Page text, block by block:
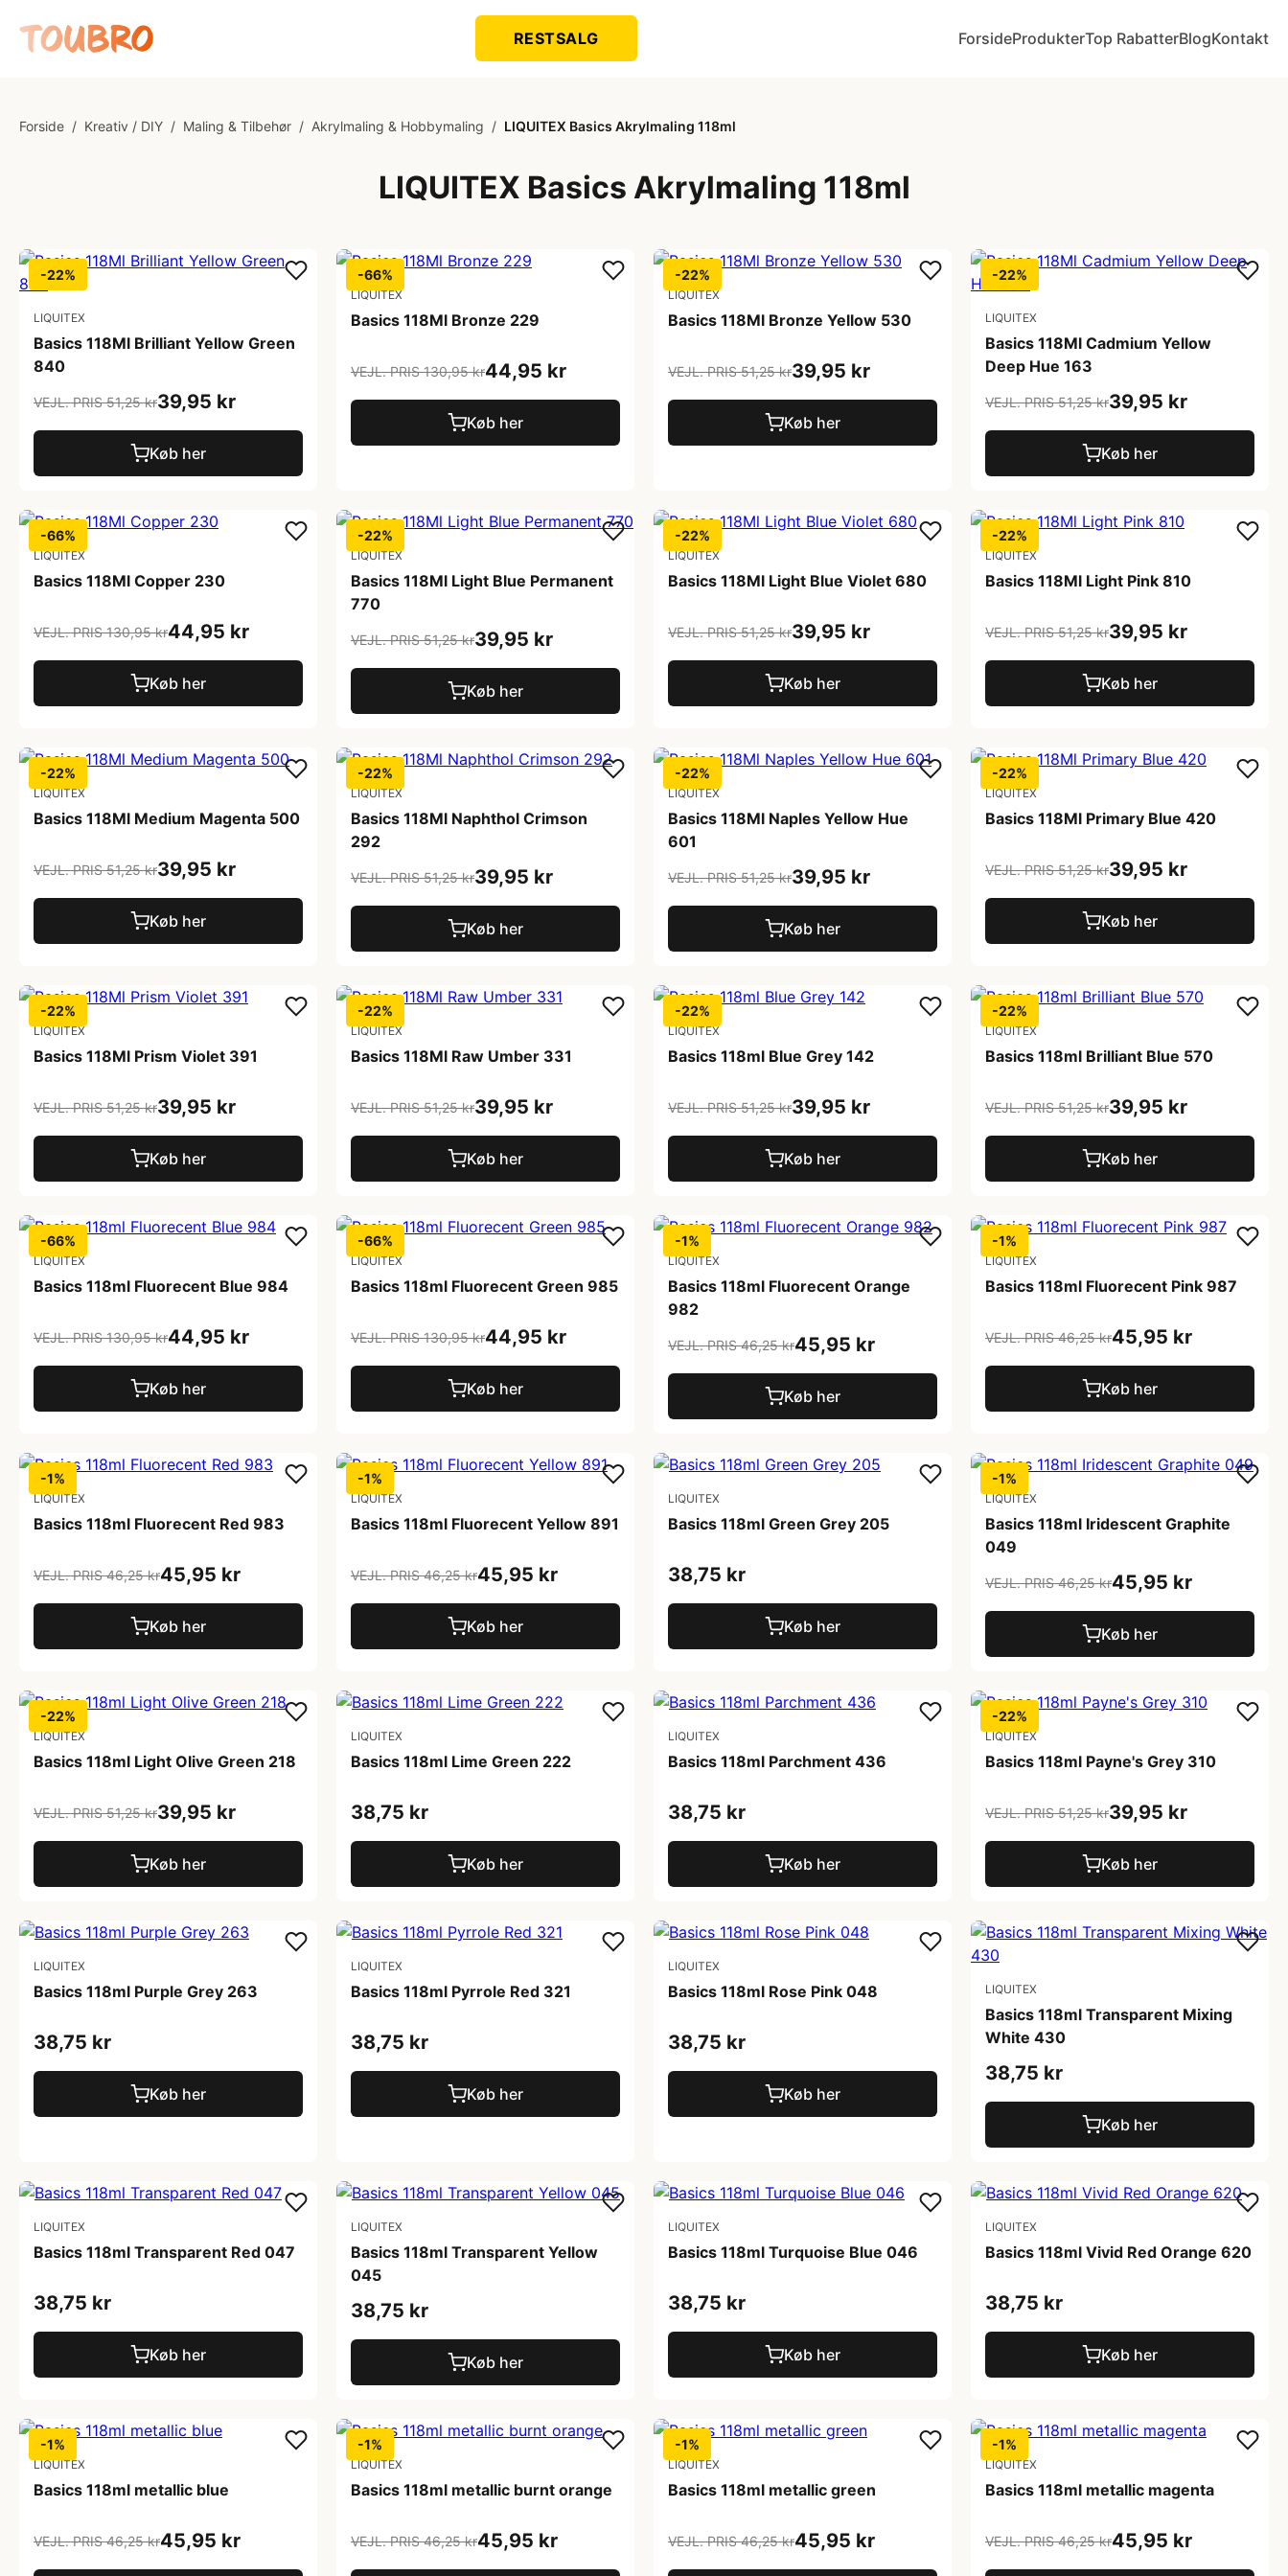
RESTSALG ForsideProdukterTop RabatterBlogKontakt
Forside / Kreativ / DIY / Maling & Tilbehør / Akrylmaling & Hobbymaling / LIQUITEX Basics Akrylmaling 118ml
LIQUITEX Basics Akrylmaling 118ml
-22%
LIQUITEX
Basics 118Ml Brilliant Yellow Green
840
VEJL. PRIS 51,25 kr39,95 kr
Køb her
-66%
LIQUITEX
Basics 118Ml Bronze 229
VEJL. PRIS 130,95 kr44,95 kr
Køb her
-22%
LIQUITEX
Basics 118Ml Bronze Yellow 530
VEJL. PRIS 51,25 kr39,95 kr
Køb her
-22%
LIQUITEX
Basics 118Ml Cadmium Yellow
Deep Hue 163
VEJL. PRIS 51,25 kr39,95 kr
Køb her
-66%
LIQUITEX
Basics 118Ml Copper 230
VEJL. PRIS 130,95 kr44,95 kr
Køb her
-22%
LIQUITEX
Basics 118Ml Light Blue Permanent
770
VEJL. PRIS 51,25 kr39,95 kr
Køb her
-22%
LIQUITEX
Basics 118Ml Light Blue Violet 680
VEJL. PRIS 51,25 kr39,95 kr
Køb her
-22%
LIQUITEX
Basics 118Ml Light Pink 810
VEJL. PRIS 51,25 kr39,95 kr
Køb her
-22%
LIQUITEX
Basics 118Ml Medium Magenta 500
VEJL. PRIS 51,25 kr39,95 kr
Køb her
-22%
LIQUITEX
Basics 118Ml Naphthol Crimson
292
VEJL. PRIS 51,25 kr39,95 kr
Køb her
-22%
LIQUITEX
Basics 118Ml Naples Yellow Hue
601
VEJL. PRIS 51,25 kr39,95 kr
Køb her
-22%
LIQUITEX
Basics 118Ml Primary Blue 420
VEJL. PRIS 51,25 kr39,95 kr
Køb her
-22%
LIQUITEX
Basics 118Ml Prism Violet 391
VEJL. PRIS 51,25 kr39,95 kr
Køb her
-22%
LIQUITEX
Basics 118Ml Raw Umber 331
VEJL. PRIS 51,25 kr39,95 kr
Køb her
-22%
LIQUITEX
Basics 118ml Blue Grey 142
VEJL. PRIS 51,25 kr39,95 kr
Køb her
-22%
LIQUITEX
Basics 118ml Brilliant Blue 570
VEJL. PRIS 51,25 kr39,95 kr
Køb her
-66%
LIQUITEX
Basics 118ml Fluorecent Blue 984
VEJL. PRIS 130,95 kr44,95 kr
Køb her
-66%
LIQUITEX
Basics 118ml Fluorecent Green 985
VEJL. PRIS 130,95 kr44,95 kr
Køb her
-1%
LIQUITEX
Basics 118ml Fluorecent Orange
982
VEJL. PRIS 46,25 kr45,95 kr
Køb her
-1%
LIQUITEX
Basics 118ml Fluorecent Pink 987
VEJL. PRIS 46,25 kr45,95 kr
Køb her
-1%
LIQUITEX
Basics 118ml Fluorecent Red 983
VEJL. PRIS 46,25 kr45,95 kr
Køb her
-1%
LIQUITEX
Basics 118ml Fluorecent Yellow 891
VEJL. PRIS 46,25 kr45,95 kr
Køb her
LIQUITEX
Basics 118ml Green Grey 205
38,75 kr
Køb her
-1%
LIQUITEX
Basics 118ml Iridescent Graphite
049
VEJL. PRIS 46,25 kr45,95 kr
Køb her
-22%
LIQUITEX
Basics 118ml Light Olive Green 218
VEJL. PRIS 51,25 kr39,95 kr
Køb her
LIQUITEX
Basics 118ml Lime Green 222
38,75 kr
Køb her
LIQUITEX
Basics 118ml Parchment 436
38,75 kr
Køb her
-22%
LIQUITEX
Basics 118ml Payne's Grey 310
VEJL. PRIS 51,25 kr39,95 kr
Køb her
LIQUITEX
Basics 118ml Purple Grey 263
38,75 kr
Køb her
LIQUITEX
Basics 118ml Pyrrole Red 321
38,75 kr
Køb her
LIQUITEX
Basics 118ml Rose Pink 048
38,75 kr
Køb her
LIQUITEX
Basics 118ml Transparent Mixing
White 430
38,75 kr
Køb her
LIQUITEX
Basics 118ml Transparent Red 047
38,75 kr
Køb her
LIQUITEX
Basics 118ml Transparent Yellow
045
38,75 kr
Køb her
LIQUITEX
Basics 118ml Turquoise Blue 046
38,75 kr
Køb her
LIQUITEX
Basics 118ml Vivid Red Orange 620
38,75 kr
Køb her
-1%
LIQUITEX
Basics 118ml metallic blue
VEJL. PRIS 46,25 kr45,95 kr
-1%
LIQUITEX
Basics 118ml metallic burnt orange
VEJL. PRIS 46,25 kr45,95 kr
-1%
LIQUITEX
Basics 118ml metallic green
VEJL. PRIS 46,25 kr45,95 kr
-1%
LIQUITEX
Basics 118ml metallic magenta
VEJL. PRIS 46,25 kr45,95 kr